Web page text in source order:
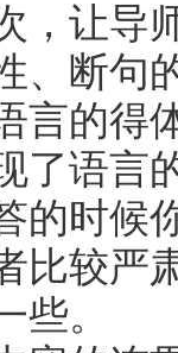
，让导
、断句
的得体
了语言
的时候
比较严
些。